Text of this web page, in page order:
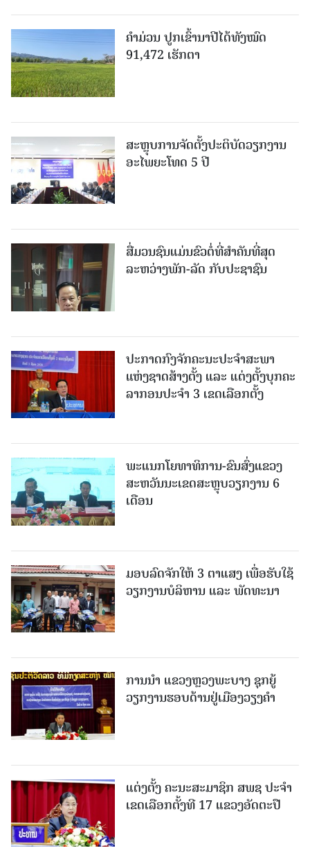
ຄໍາມ່ວນ ປູກເຂົ້ານາປີໄດ້ທັງໝົດ
91,472 ເຮັກຕາ
ສະຫຼຸບການຈັດຕັ້ງປະຕິບັດວຽກງານ
ອະໄພຍະໂທດ 5 ປີ
ສື່ມວນຊົນແມ່ນຂົວຕໍ່ທີ່ສໍາຄັນທີ່ສຸດ
ລະຫວ່າງພັກ-ລັດ ກັບປະຊາຊົນ
ປະກາດກົງຈັກຄະນະປະຈໍາສະພາ
ແຫ່ງຊາດສ້າງຕັ້ງ ແລະ ແຕ່ງຕັ້ງບຸກຄະ
ລາກອນປະຈໍາ 3 ເຂດເລືອກຕັ້ງ
ພະແນກໂຍທາທິການ-ຂົນສົ່ງແຂວງ
ສະຫວັນນະເຂດສະຫຼຸບວຽກງານ 6
ເດືອນ
ມອບລົດຈັກໃຫ້ 3 ຕາແສງ ເພື່ອຮັບໃຊ້
ວຽກງານບໍລິຫານ ແລະ ພັດທະນາ
ການນຳ ແຂວງຫຼວງພະບາງ ຊຸກຍູ້
ວຽກງານຮອບດ້ານຢູ່ເມືອງວຽງຄໍາ
ແຕ່ງຕັ້ງ ຄະນະສະມາຊິກ ສພຊ ປະຈຳ
ເຂດເລືອກຕັ້ງທີ 17 ແຂວງອັດຕະປື